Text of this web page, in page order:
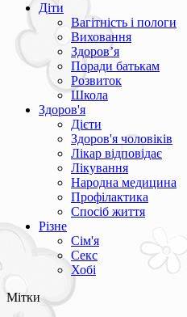
Діти
Вагітність і пологи
Виховання
Здоров’я
Поради батькам
Розвиток
Школа
Здоров'я
Дієти
Здоров'я чоловіків
Лікар відповідає
Лікування
Народна медицина
Профілактика
Спосіб життя
Різне
Сім'я
Секс
Хобі
Мітки